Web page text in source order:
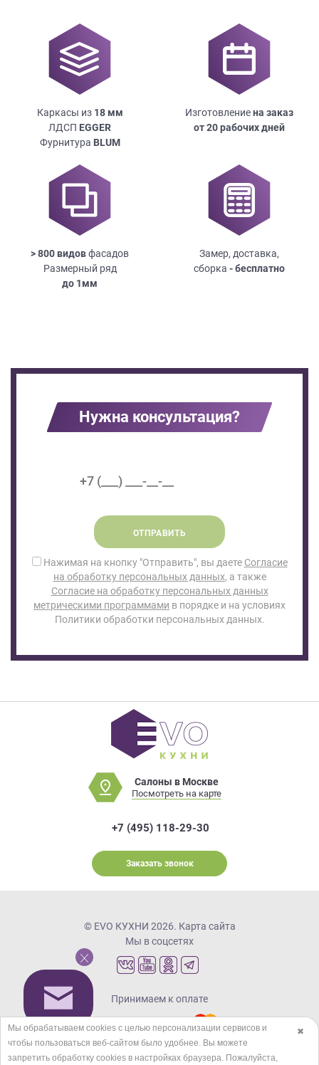
Каркасы из 18мм
ЛДСП EGGER
Фурнитура BLUM
Изготовлениена заказ
от 20 рабочих дней
> 800 видовфасадов
Размерный ряд
до 1мм
Замер, доставка,
сборка - бесплатно
Нужна консультация?
ОТПРАВИТЬ
Нажимая на кнопку "Отправить", вы даете Согласие
на обработку персональных данных, а также
Согласие на обработку персональных данных
метрическими программами в порядке и на условиях
Политики обработки персональных данных.
Салоны в Москве
Посмотреть на карте
+7 (495) 118-29-30
Заказать звонок
© EVO КУХНИ 2026. Карта сайта
Мы в соцсетях
Принимаем к оплате
Кредиты и рассрочка
✖
Мы обрабатываем cookies с целью персонализации сервисов и
чтобы пользоваться веб-сайтом было удобнее. Вы можете
запретить обработку сookies в настройках браузера. Пожалуйста,